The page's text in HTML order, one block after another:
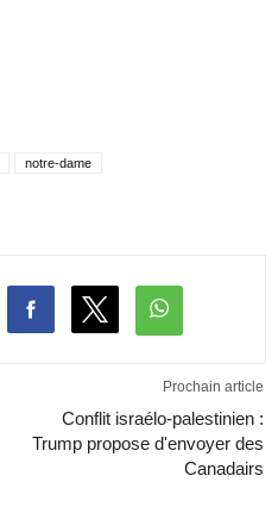
notre-dame
Prochain article
Conflit israélo-palestinien :
Trump propose d'envoyer des
Canadairs